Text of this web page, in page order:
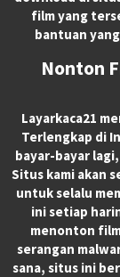
film yang
bantuan
Nonton
Layarkaca21
Terlengkap di
bayar-bayar
Situs kami akan
untuk selalu
ini setiap
menonton
serangan
sana, situs ini